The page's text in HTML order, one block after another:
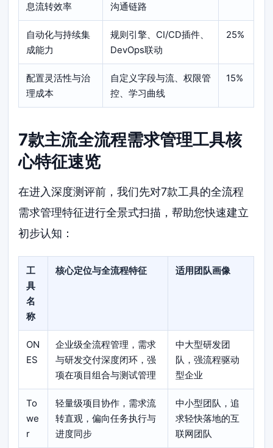
息流转效率
沟通链路
自动化与持续集
成能力
规则引擎、CI/CD插件、
DevOps联动
25%
配置灵活性与治
理成本
自定义字段与流、权限管
控、学习曲线
15%
7款主流全流程需求管理工具核
心特征速览
在进入深度测评前，我们先对7款工具的全流程
需求管理特征进行全景式扫描，帮助您快速建立
初步认知：
工
具
名
称
核心定位与全流程特征 适用团队画像
ON
ES
企业级全流程管理，需求
与研发交付深度闭环，强
项在项目组合与测试管理
中大型研发团
队，强流程驱动
型企业
To
we
r
轻量级项目协作，需求流
转直观，偏向任务执行与
进度同步
中小型团队，追
求轻快落地的互
联网团队